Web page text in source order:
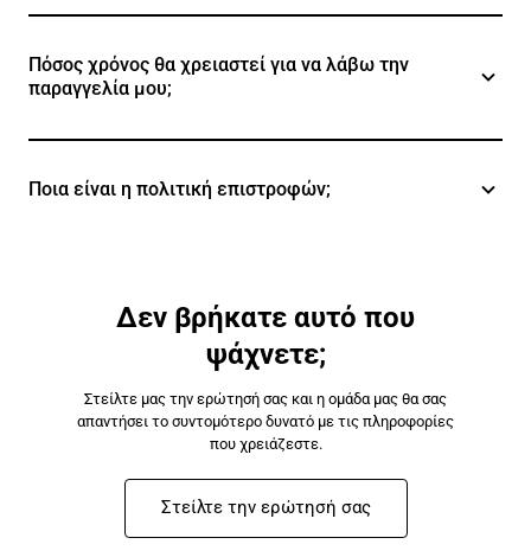
Πόσος χρόνος θα χρειαστεί για να λάβω την
παραγγελία μου;
Ποια είναι η πολιτική επιστροφών;
Δεν βρήκατε αυτό που
ψάχνετε;
Στείλτε μας την ερώτησή σας και η ομάδα μας θα σας
απαντήσει το συντομότερο δυνατό με τις πληροφορίες
που χρειάζεστε.
Στείλτε την ερώτησή σας